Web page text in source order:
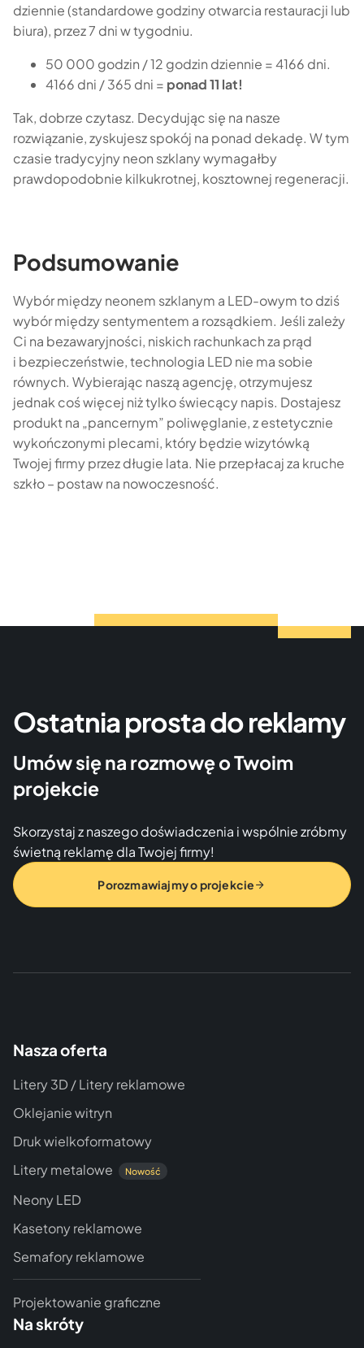
dziennie (standardowe godziny otwarcia restauracji lub
biura), przez 7 dni w tygodniu.
50 000 godzin / 12 godzin dziennie = 4166 dni.
4166 dni / 365 dni = ponad 11 lat!
Tak, dobrze czytasz. Decydując się na nasze
rozwiązanie, zyskujesz spokój na ponad dekadę. W tym
czasie tradycyjny neon szklany wymagałby
prawdopodobnie kilkukrotnej, kosztownej regeneracji.
Podsumowanie
Wybór między neonem szklanym a LED-owym to dziś
wybór między sentymentem a rozsądkiem. Jeśli zależy
Ci na bezawaryjności, niskich rachunkach za prąd
i bezpieczeństwie, technologia LED nie ma sobie
równych. Wybierając naszą agencję, otrzymujesz
jednak coś więcej niż tylko świecący napis. Dostajesz
produkt na „pancernym” poliwęglanie, z estetycznie
wykończonymi plecami, który będzie wizytówką
Twojej firmy przez długie lata. Nie przepłacaj za kruche
szkło – postaw na nowoczesność.
Ostatnia prosta do reklamy
Umów się na rozmowę o Twoim
projekcie
Skorzystaj z naszego doświadczenia i wspólnie zróbmy
świetną reklamę dla Twojej firmy!
Porozmawiajmy o projekcie
Nasza oferta
Litery 3D / Litery reklamowe
Oklejanie witryn
Druk wielkoformatowy
Litery metalowe
Nowość
Neony LED
Kasetony reklamowe
Semafory reklamowe
Projektowanie graficzne
Na skróty